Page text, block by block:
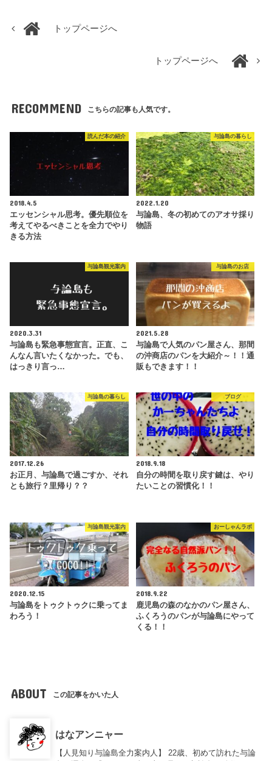
トップページへ
トップページへ
RECOMMEND こちらの記事も人気です。
読んだ本の紹介
2018.4.5
エッセンシャル思考。優先順位を
考えてやるべきことを全力でやり
きる方法
与論島の暮らし
2022.1.20
与論島、冬の初めてのアオサ採り
物語
与論島観光案内
2020.3.31
与論島も緊急事態宣言。正直、こ
んなん言いたくなかった。でも、
はっきり言っ…
与論島のお店
2021.5.28
与論島で人気のパン屋さん、那間
の沖商店のパンを大紹介～！！通
販もできます！！
与論島の暮らし
2017.12.26
お正月、与論島で過ごすか、それ
とも旅行？里帰り？？
ブログ
2018.9.18
自分の時間を取り戻す鍵は、やり
たいことの習慣化！！
与論島観光案内
2020.12.15
与論島をトゥクトゥクに乗ってま
わろう！
おーしゃんラボ
2018.9.22
鹿児島の森のなかのパン屋さん、
ふくろうのパンが与論島にやって
くる！！
ABOUT この記事をかいた人
はなアンニャー
【人見知り与論島全力案内人】 22歳、初めて訪れた与論